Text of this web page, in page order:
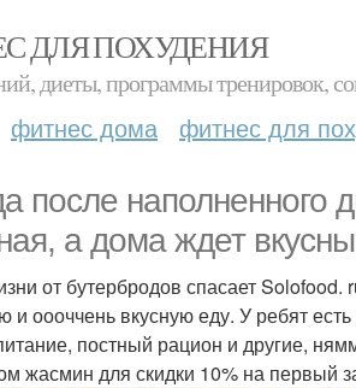
ДЛЯ ПОХУДЕНИЯ
диеты, программы тренировок,
фитнес дома фитнес для
после наполненного
а дома ждет
от бутербродов спасает
и оооччень вкусную еду. У ребят
постный рацион и другие,
жасмин для скидки 10% на первый